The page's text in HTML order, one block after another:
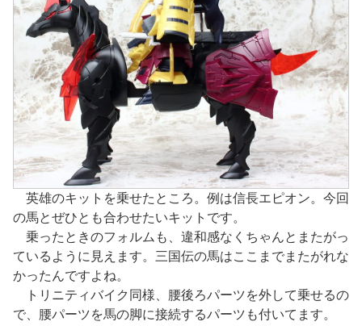
英雄のキットを乗せたところ。例は信長エピオン。今回
の馬とぜひとも合わせたいキットです。
乗ったときのフォルムも、違和感なくちゃんとまたがっ
ているように見えます。三国伝の馬はここまでまたがれな
かったんですよね。
トリニティバイク同様、腰後ろパーツを外して乗せるの
で、腰パーツを馬の脚に接続するパーツも付いてます。